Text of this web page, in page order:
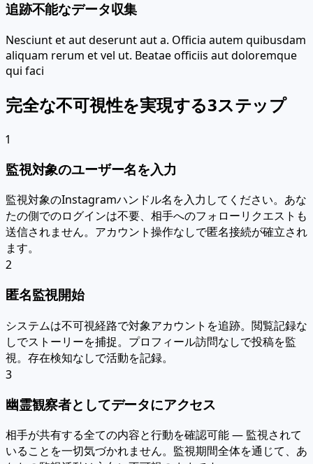
追跡不能なデータ収集
Nesciunt et aut deserunt aut a. Officia autem quibusdam
aliquam rerum et vel ut. Beatae officiis aut doloremque
qui faci
完全な不可視性を実現する3ステップ
1
監視対象のユーザー名を入力
監視対象のInstagramハンドル名を入力してください。あな
たの側でのログインは不要、相手へのフォローリクエストも
送信されません。アカウント操作なしで匿名接続が確立され
ます。
2
匿名監視開始
システムは不可視経路で対象アカウントを追跡。閲覧記録な
しでストーリーを捕捉。プロフィール訪問なしで投稿を監
視。存在検知なしで活動を記録。
3
幽霊観察者としてデータにアクセス
相手が共有する全ての内容と行動を確認可能 — 監視されて
いることを一切気づかれません。監視期間全体を通じて、あ